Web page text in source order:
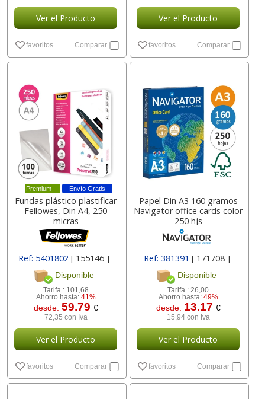
Ver el Producto
favoritos Comparar
Ver el Producto
favoritos Comparar
Envío Gratis
Premium
Fundas plástico plastificar
Fellowes, Din A4, 250
micras
Ref: 5401802[ 155146 ]
Disponible
Tarifa :101,68
Ahorro hasta: 41%
desde: 59.79 €
72,35 con Iva
Ver el Producto
favoritos Comparar
Papel Din A3 160 gramos
Navigator office cards color
250 hjs
Ref: 381391 [ 171708 ]
Disponible
Tarifa :26,00
Ahorro hasta: 49%
desde: 13.17 €
15,94 con Iva
Ver el Producto
favoritos Comparar